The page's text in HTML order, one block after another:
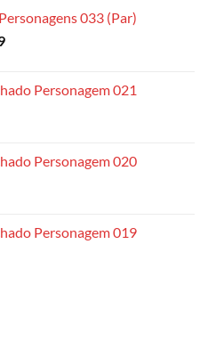
033 (Par)
Faixa
R$ 8,99Personagem 021
Personagem 020
Personagem 019